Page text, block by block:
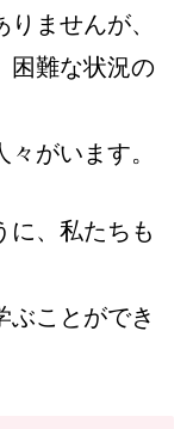
ませんが、
困難な状況の
がいます。
に、私たちも
ぶことができ